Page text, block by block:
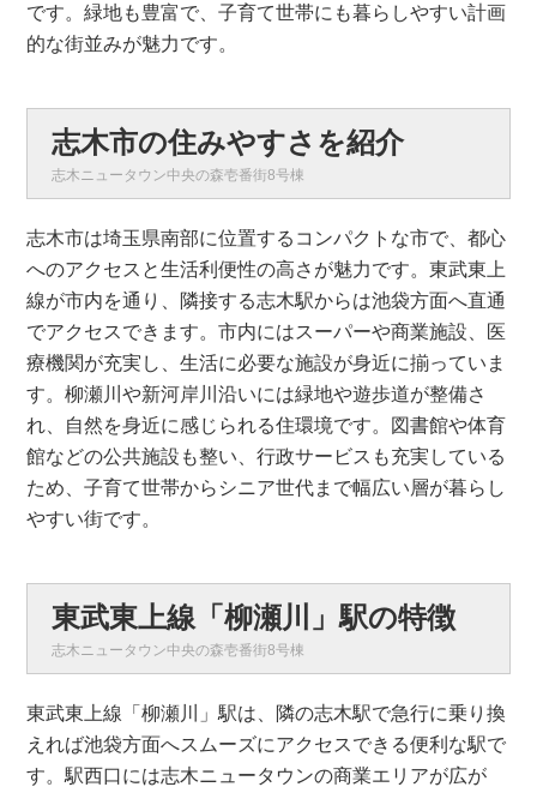
です。緑地も豊富で、子育て世帯にも暮らしやすい計画
的な街並みが魅力です。
志木市の住みやすさを紹介
志木ニュータウン中央の森壱番街8号棟
志木市は埼玉県南部に位置するコンパクトな市で、都心
へのアクセスと生活利便性の高さが魅力です。東武東上
線が市内を通り、隣接する志木駅からは池袋方面へ直通
でアクセスできます。市内にはスーパーや商業施設、医
療機関が充実し、生活に必要な施設が身近に揃っていま
す。柳瀬川や新河岸川沿いには緑地や遊歩道が整備さ
れ、自然を身近に感じられる住環境です。図書館や体育
館などの公共施設も整い、行政サービスも充実している
ため、子育て世帯からシニア世代まで幅広い層が暮らし
やすい街です。
東武東上線「柳瀬川」駅の特徴
志木ニュータウン中央の森壱番街8号棟
東武東上線「柳瀬川」駅は、隣の志木駅で急行に乗り換
えれば池袋方面へスムーズにアクセスできる便利な駅で
す。駅西口には志木ニュータウンの商業エリアが広が